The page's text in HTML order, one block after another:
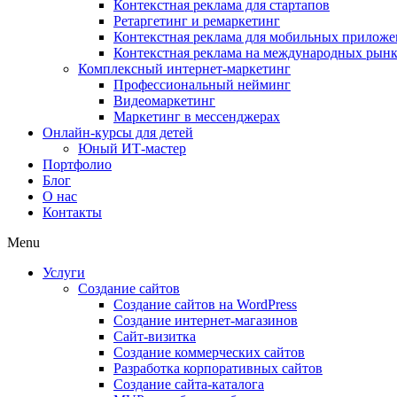
Контекстная реклама для стартапов
Ретаргетинг и ремаркетинг
Контекстная реклама для мобильных
Контекстная реклама на международных
Комплексный интернет-маркетинг
Профессиональный нейминг
Видеомаркетинг
Маркетинг в мессенджерах
Онлайн-курсы для детей
Юный ИТ-мастер
Портфолио
Блог
О нас
Контакты
Menu
Услуги
Создание сайтов
Создание сайтов на WordPress
Создание интернет-магазинов
Сайт-визитка
Создание коммерческих сайтов
Разработка корпоративных сайтов
Создание сайта-каталога